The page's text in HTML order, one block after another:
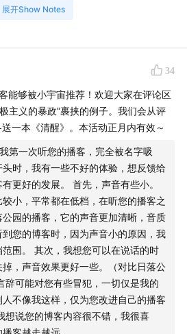
仅是“反励志”的，甚至在一定意义
感受“反励志”的逻辑。
学学院社会学系副教授。
主义 vs 斯多葛主义
诗歌
个前提，“自我反省”值得被鼓励吗
荒岛上迎接黎明
展开Show Notes
34
能够被小宇宙推荐！欢迎大家在评论区
主义的暴政”裹挟的例子。我们会从评
一本《清醒》。本活动正月内有效～
第一次听您的播客，完全被名字吸
时，我有一些不好的体验，想反馈给
更好的发展。 首先，声音有些小。
小，平常都在低档，在听您的播客之
园的播客，它的声音更加清晰，音质
您的博客时，因为声音小的原因，我
围。 其次，我想您可以在说话的时
，声音效果更好一些。（对比日落公
辞可能对您有些冒犯，一切仅是我的
不像我这样，仅为您改进自己的播客
想说您的博客内容很不错，我很喜